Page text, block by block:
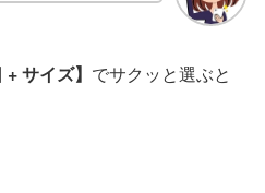
+ サイズ】 でサクッと選ぶと